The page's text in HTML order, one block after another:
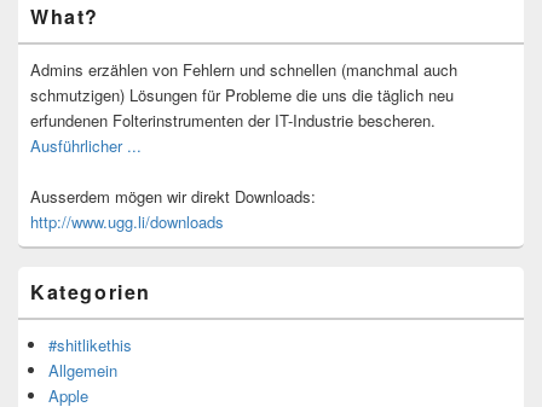
Seitenleisten-
Widgetbereich
What?
Admins erzählen von Fehlern und schnellen (manchmal auch
schmutzigen) Lösungen für Probleme die uns die täglich neu
erfundenen Folterinstrumenten der IT-Industrie bescheren.
Ausführlicher ...
Ausserdem mögen wir direkt Downloads:
http://www.ugg.li/downloads
Kategorien
#shitlikethis
Allgemein
Apple